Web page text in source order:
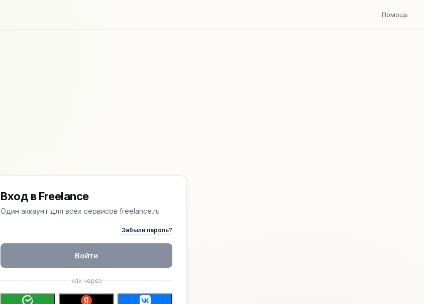
Помощь
Вход в Freelance
Один аккаунт для всех сервисов freelance.ru
Забыли пароль?
Войти
или через